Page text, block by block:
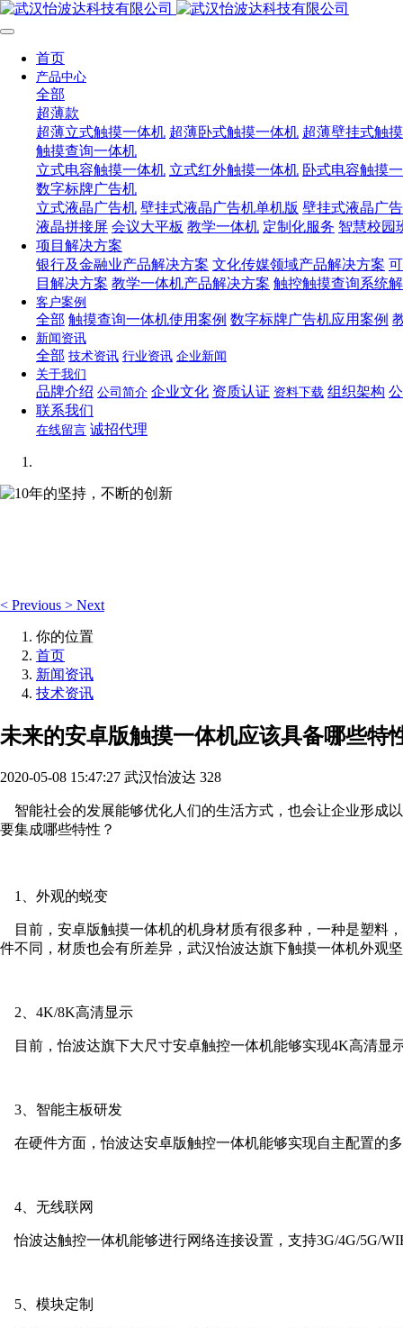
首页
产品中心
全部
超薄款
超薄立式触摸一体机 超薄卧式触摸一体机 超薄壁挂式触
触摸查询一体机
立式电容触摸一体机 立式红外触摸一体机 卧式电容触摸
数字标牌广告机
立式液晶广告机 壁挂式液晶广告机单机版 壁挂式液晶广
液晶拼接屏 会议大平板 教学一体机 定制化服务 智慧校园
项目解决方案
银行及金融业产品解决方案 文化传媒领域产品解决方案
目解决方案 教学一体机产品解决方案 触控触摸查询系统
客户案例
全部 触摸查询一体机使用案例 数字标牌广告机应用案例
新闻资讯
全部 技术资讯 行业资讯 企业新闻
关于我们
品牌介绍 公司简介 企业文化 资质认证 资料下载 组织架构
联系我们
在线留言 诚招代理
< Previous > Next
你的位置
首页
新闻资讯
技术资讯
未来的安卓版触摸一体机应该具备哪些特
2020-05-08 15:47:27 武汉怡波达 328
智能社会的发展能够优化人们的生活方式，也会让企业形成
要集成哪些特性？
1、外观的蜕变
目前，安卓版触摸一体机的机身材质有很多种，一种是塑料
件不同，材质也会有所差异，武汉怡波达旗下触摸一体机外观
2、4K/8K高清显示
目前，怡波达旗下大尺寸安卓触控一体机能够实现4K高清显
3、智能主板研发
在硬件方面，怡波达安卓版触控一体机能够实现自主配置的
4、无线联网
怡波达触控一体机能够进行网络连接设置，支持3G/4G/5G/
5、模块定制